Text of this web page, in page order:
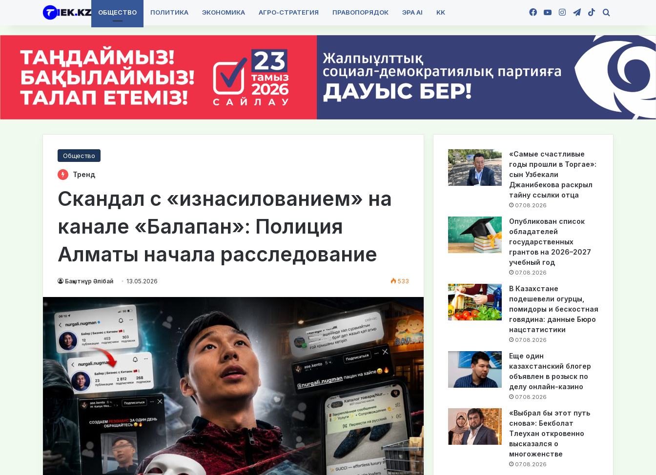
ОБЩЕСТВО ПОЛИТИКА ЭКОНОМИКА АГРО-СТРАТЕГИЯ ПРАВОПОРЯДОК ЭРА AI KK Facebook
YouTubeInstagramTelegram
TikTok
Общество
Тренд
Скандал с «изнасилованием» на
канале «Балапан»: Полиция
Алматы начала расследование
Бақытнұр Әлібай 13.05.2026 533
«Самые счастливые
годы прошли в Торгае»:
сын Узбекали
Джанибекова раскрыл
тайну ссылки отца
07.08.2026
Опубликован список
обладателей
государственных
грантов на 2026–2027
учебный год
07.08.2026
В Казахстане
подешевели огурцы,
помидоры и бескостная
говядина: данные Бюро
нацстатистики
07.08.2026
Еще один
казахстанский блогер
объявлен в розыск по
делу онлайн-казино
07.08.2026
«Выбрал бы этот путь
снова»: Бекболат
Тлеухан откровенно
высказался о
многоженстве
07.08.2026